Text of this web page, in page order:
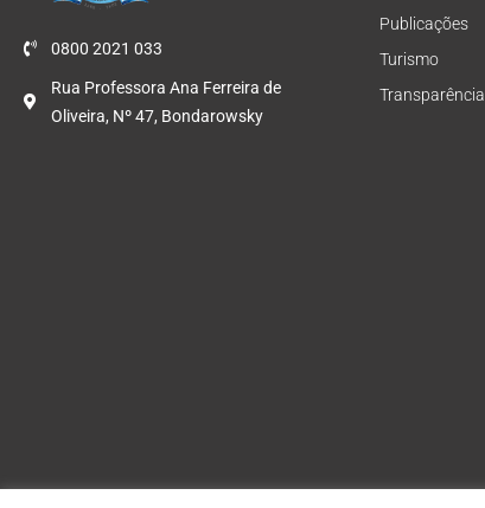
0800 2021 033
Rua Professora Ana Ferreira de
Oliveira, Nº 47, Bondarowsky
Publicações
Turismo
Transparência